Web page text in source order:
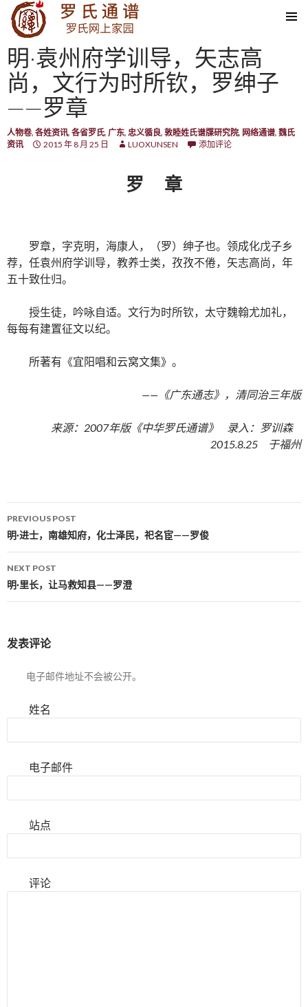
SKIP TO CONTENT
明·袁州府学训导，矢志高
尚，文行为时所钦，罗绅子
——罗章
人物卷, 各姓资讯, 各省罗氏, 广东, 忠义循良, 敦睦姓氏谱牒研究院, 网络通谱, 魏氏
资讯
2015 年 8 月 25 日 LUOXUNSEN 添加评论
罗 章
罗章，字克明，海康人，（罗）绅子也。领成化戊子乡
荐，任袁州府学训导，教养士类，孜孜不倦，矢志高尚，年
五十致仕归。
授生徒，吟咏自适。文行为时所钦，太守魏翰尤加礼，
每每有建置征文以纪。
所著有《宜阳唱和云窝文集》。
——《广东通志》，清同治三年版
来源：2007年版《中华罗氏通谱》 录入：罗训森
2015.8.25 于福州
Post navigation
PREVIOUS POST
明·进士，南雄知府，化士泽民，祀名宦——罗俊
NEXT POST
明·里长，让马救知县——罗澄
发表评论
电子邮件地址不会被公开。
姓名
电子邮件
站点
评论